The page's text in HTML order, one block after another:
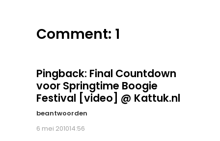
Comment: 1
Pingback: Final Countdown
voor Springtime Boogie
Festival [video] @ Kattuk.nl
beantwoorden
6 mei 201014:56